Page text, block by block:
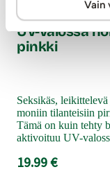
Vain
UV-valossa
pinkki
Seksikäs,
moniin tilanteisiin
Tämä on kuin tehty
aktivoituu UV-
19.99 €